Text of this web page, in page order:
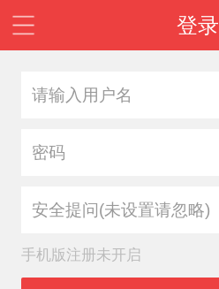
登录
安全提问(未设置请忽略)
手机版注册未开启